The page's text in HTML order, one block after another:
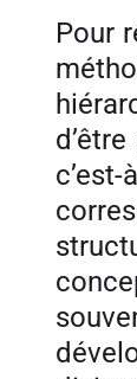
Pour